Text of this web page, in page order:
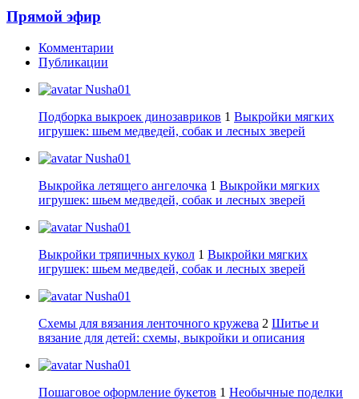
Прямой эфир
Комментарии
Публикации
Nusha01
Подборка выкроек динозавриков 1 Выкройки мягких
игрушек: шьем медведей, собак и лесных зверей
Nusha01
Выкройка летящего ангелочка 1 Выкройки мягких
игрушек: шьем медведей, собак и лесных зверей
Nusha01
Выкройки тряпичных кукол 1 Выкройки мягких
игрушек: шьем медведей, собак и лесных зверей
Nusha01
Схемы для вязания ленточного кружева 2 Шитье и
вязание для детей: схемы, выкройки и описания
Nusha01
Пошаговое оформление букетов 1 Необычные поделки